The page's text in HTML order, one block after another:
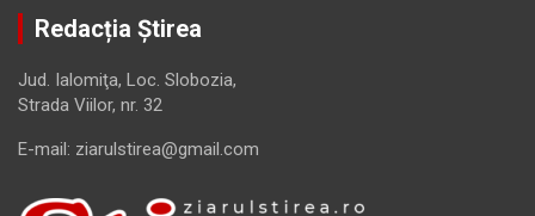
Redacția Știrea
Jud. Ialomiţa, Loc. Slobozia,
Strada Viilor, nr. 32
E-mail: ziarulstirea@gmail.com